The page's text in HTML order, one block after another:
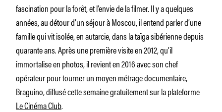
fascination pour la forêt, et l’envie de la filmer. Il y a quelques
années, au détour d’un séjour à Moscou, il entend parler d’une
famille qui vit isolée, en autarcie, dans la taïga sibérienne depuis
quarante ans. Après une première visite en 2012, qu’il
immortalise en photos, il revient en 2016 avec son chef
opérateur pour tourner un moyen métrage documentaire,
Braguino, diffusé cette semaine gratuitement sur la plateforme
Le Cinéma Club.